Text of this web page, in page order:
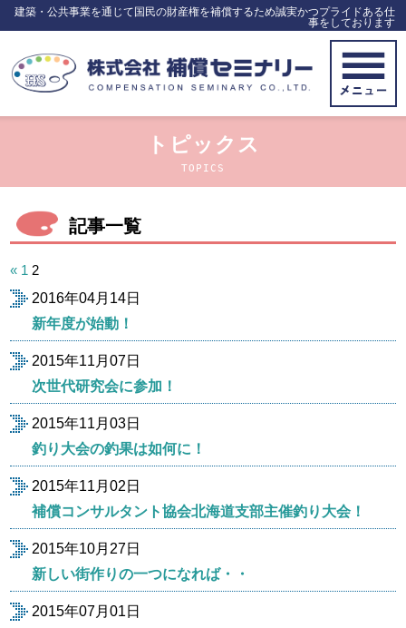
建築・公共事業を通じて国民の財産権を補償するため誠実かつプライドある仕
事をしております
トピックス
TOPICS
記事一覧
投
稿
の
ー
ジ
« 1 2
2016年04月14日
新年度が始動！
2015年11月07日
次世代研究会に参加！
2015年11月03日
釣り大会の釣果は如何に！
2015年11月02日
補償コンサルタント協会北海道支部主催釣り大会！
2015年10月27日
新しい街作りの一つになれば・・
2015年07月01日